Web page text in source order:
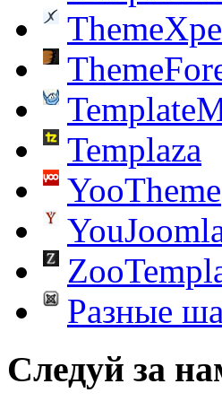
Templaza
YooTheme
Разные
Следуй за